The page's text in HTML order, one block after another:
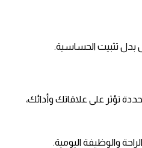
تثبيت الحساسية.
تؤثر على علاقاتك وأدائك،
والوظيفة اليومية.